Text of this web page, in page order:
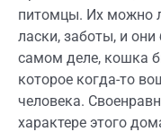
питомцы. Их можно
ласки, заботы, и
самом деле, кошка
которое когда-то
человека.
характере этого